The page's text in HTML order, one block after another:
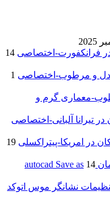
فرانکفورت-اختصاصی 14
و مرطوب-اختصاصی 1
معماری گرم و
تیرانا آلبانی-اختصاصی
در امریکا-پیتراکسلی 19
14
نشانگر موس اتوکد